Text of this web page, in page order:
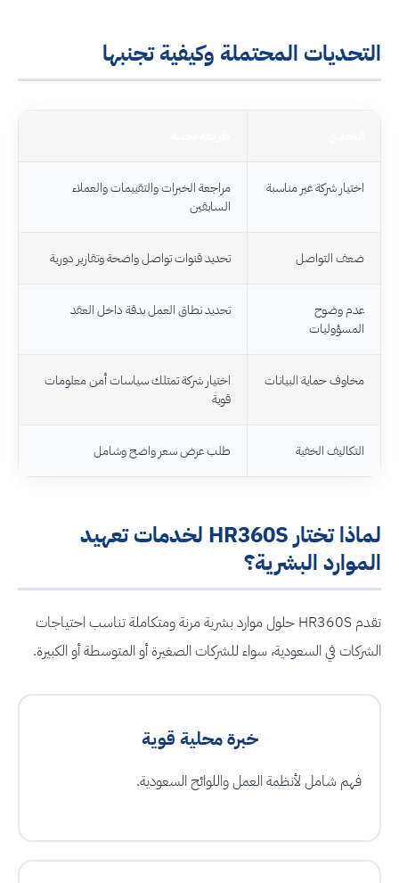
التحديات المحتملة وكيفية تجنبها
اختيار شركة غير مناسبة
مراجعة الخبرات والتقييمات والعملاء
السابقين
ضعف التواصل تحديد قنوات تواصل واضحة وتقارير دورية
عدم وضوح
المسؤوليات
تحديد نطاق العمل بدقة داخل العقد
مخاوف حماية البيانات
اختيار شركة تمتلك سياسات أمن معلومات
قوية
التكاليف الخفية طلب عرض سعر واضح وشامل
لماذا تختار HR360S لخدمات تعهيد
الموارد البشرية؟
تقدم HR360S حلول موارد بشرية مرنة ومتكاملة تناسب احتياجات
الشركات في السعودية، سواء للشركات الصغيرة أو المتوسطة أو الكبيرة.
خبرة محلية قوية
فهم شامل لأنظمة العمل واللوائح السعودية.